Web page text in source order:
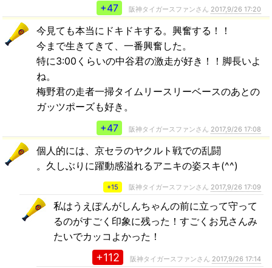
+47 阪神タイガースファンさん 2017,9/26 17:20
今見ても本当にドキドキする。興奮する！！
今まで生きてきて、一番興奮した。
特に3:00くらいの中谷君の激走が好き！！脚長いよ
ね。
梅野君の走者一掃タイムリースリーベースのあとの
ガッツポーズも好き。
+47
阪神タイガースファンさん 2017,9/26 17:08
個人的には、京セラのヤクルト戦での乱闘
。久しぶりに躍動感溢れるアニキの姿スキ(^^)
+15 阪神タイガースファンさん 2017,9/26 17:09
私はうえぽんがしんちゃんの前に立って守って
るのがすごく印象に残った！すごくお兄さんみ
たいでカッコよかった！
+112 阪神タイガースファンさん 2017,9/26 17:14